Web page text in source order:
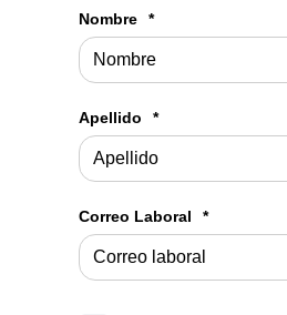
Nombre *
Apellido *
Correo Laboral *